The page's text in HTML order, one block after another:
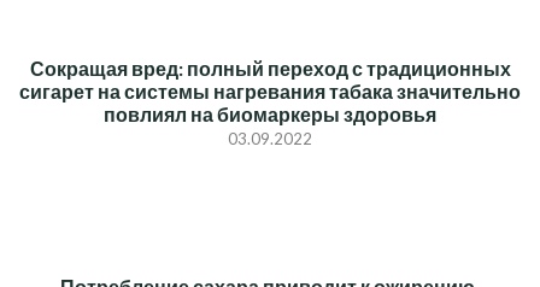
Сокращая вред: полный переход с традиционных
сигарет на системы нагревания табака значительно
повлиял на биомаркеры здоровья
03.09.2022